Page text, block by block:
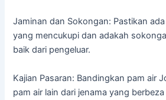
Jaminan dan Sokongan: Pastikan
yang mencukupi dan adakah
baik dari pengeluar.
Kajian Pasaran: Bandingkan pam air
pam air lain dari jenama yang